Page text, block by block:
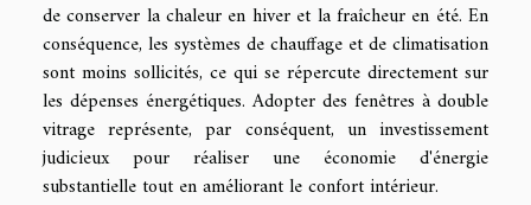
de conserver la chaleur en hiver et la fraîcheur en été. En
conséquence, les systèmes de chauffage et de climatisation
sont moins sollicités, ce qui se répercute directement sur
les dépenses énergétiques. Adopter des fenêtres à double
vitrage représente, par conséquent, un investissement
judicieux pour réaliser une économie d'énergie
substantielle tout en améliorant le confort intérieur.